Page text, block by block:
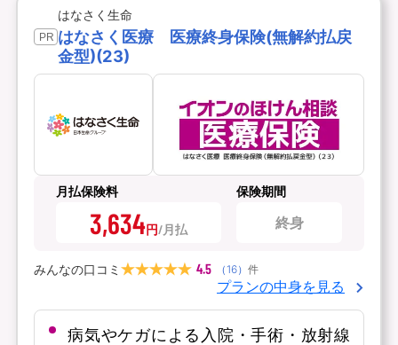
イオンカード会員さま専用保険
PR
はなさく生命
はなさく医療 医療終身保険(無解約払戻
金型)(23)
月払保険料
3,634円
保険期間
終身
みんなの口コミ 4.5 （ 16） 件
プランの中身を見る
病気やケガによる入院・手術・放射線